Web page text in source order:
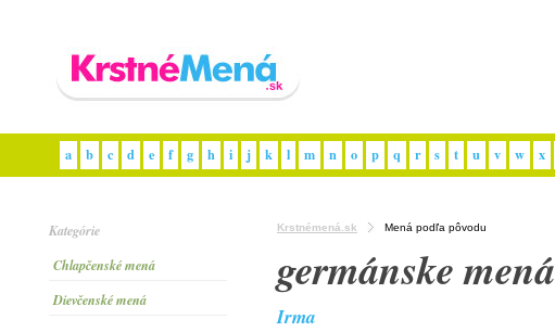
a b c d e f g h i j k l m n o p q r s t u v w x
Kategórie
Chlapčenské mená
Dievčenské mená
Krstnémená.sk Mená podľa pôvodu
germánske mená
Irma